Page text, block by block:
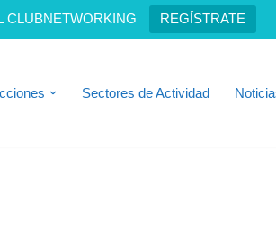
CLUBNETWORKING REGÍSTRATE
Sectores de Actividad